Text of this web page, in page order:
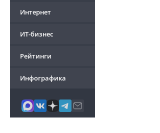
Интернет
ИТ-бизнес
Рейтинги
Инфографика